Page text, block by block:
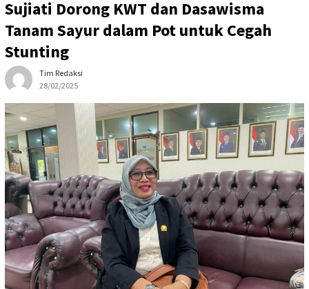
Sujiati Dorong KWT dan Dasawisma
Tanam Sayur dalam Pot untuk Cegah
Stunting
Tim Redaksi
28/02/2025